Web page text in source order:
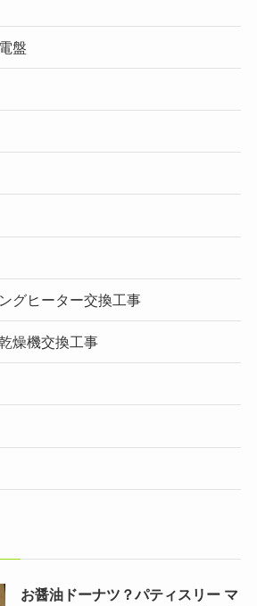
盤
グヒーター交換工事
燥機交換工事
お醤油ドーナツ？パティスリー マ